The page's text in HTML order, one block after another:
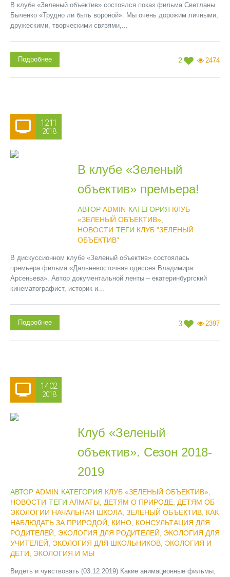
В клубе «Зеленый объектив» состоялся показ фильма Светланы
Быченко «Трудно ли быть вороной». Мы очень дорожим личными,
дружескими, творческими связями,...
2 2474
Подробнее
12.11
2018
В клубе «Зеленый
объектив» премьера!
АВТОР ADMIN КАТЕГОРИЯ КЛУБ
«ЗЕЛЕНЫЙ ОБЪЕКТИВ»,
НОВОСТИ ТЕГИ КЛУБ "ЗЕЛЕНЫЙ
ОБЪЕКТИВ"
В дискуссионном клубе «Зеленый объектив» состоялась
премьера фильма «Дальневосточная одиссея Владимира
Арсеньева». Автор документальной ленты – екатеринбургский
кинематографист, историк и...
3 2397
Подробнее
14.02
2018
Клуб «Зеленый
объектив». Сезон 2018-
2019
АВТОР ADMIN КАТЕГОРИЯ КЛУБ «ЗЕЛЕНЫЙ ОБЪЕКТИВ»
НОВОСТИ ТЕГИ АЛМАТЫ ДЕТЯМ О ПРИРОДЕ ДЕТЯМ ОБ
ЭКОЛОГИИ НАЧАЛЬНАЯ ШКОЛА ЗЕЛЕНЫЙ ОБЪЕКТИВ КАК
НАБЛЮДАТЬ ЗА ПРИРОДОЙ
КИНО КОНСУЛЬТАЦИЯ ДЛЯ
РОДИТЕЛЕЙ
ЭКОЛОГИЯ ДЛЯ РОДИТЕЛЕЙ
ЭКОЛОГИЯ ДЛЯ
УЧИТЕЛЕЙ
ЭКОЛОГИЯ ДЛЯ ШКОЛЬНИКОВ ЭКОЛОГИЯ И
ДЕТИ
ЭКОЛОГИЯ И МЫ
Видеть и чувствовать (03.12.2019) Какие анимационные фильмы,